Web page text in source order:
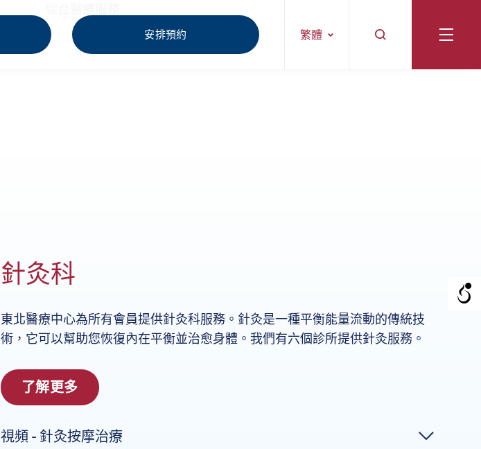
安排預約 繁體
針灸科
東北醫療中心為所有會員提供針灸科服務。針灸是一種平衡能量流動的傳統技
術，它可以幫助您恢復內在平衡並治愈身體。我們有六個診所提供針灸服務。
了解更多
視頻 - 針灸按摩治療